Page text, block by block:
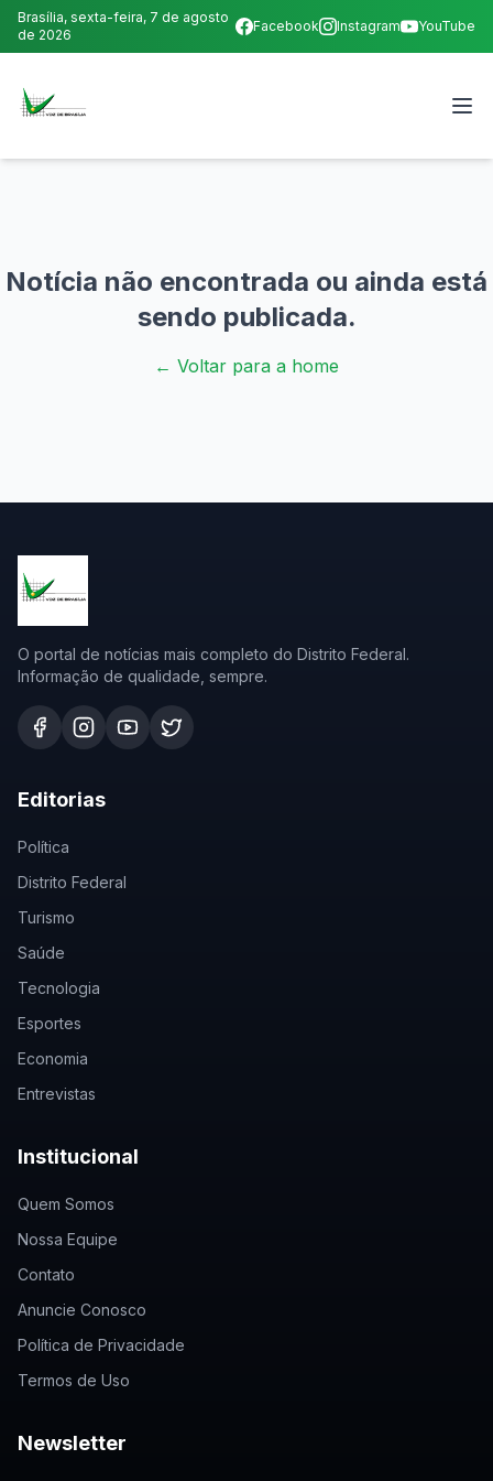
Brasília, sexta-feira, 7 de agosto
de 2026
Facebook Instagram YouTube
Notícia não encontrada ou ainda está
sendo publicada.
← Voltar para a home
O portal de notícias mais completo do Distrito Federal.
Informação de qualidade, sempre.
Editorias
Política
Distrito Federal
Turismo
Saúde
Tecnologia
Esportes
Economia
Entrevistas
Institucional
Quem Somos
Nossa Equipe
Contato
Anuncie Conosco
Política de Privacidade
Termos de Uso
Newsletter